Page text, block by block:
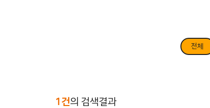
전체
1건의 검색결과